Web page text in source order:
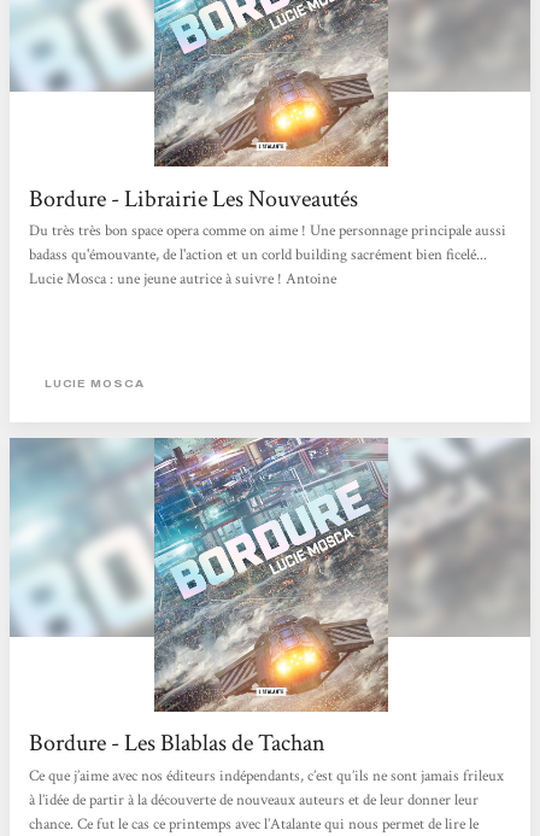
Bordure - Librairie Les Nouveautés
Du très très bon space opera comme on aime ! Une personnage principale aussi
badass qu'émouvante, de l'action et un corld building sacrément bien ficelé...
Lucie Mosca : une jeune autrice à suivre ! Antoine
LUCIE MOSCA
Bordure - Les Blablas de Tachan
Ce que j’aime avec nos éditeurs indépendants, c’est qu’ils ne sont jamais frileux
à l’idée de partir à la découverte de nouveaux auteurs et de leur donner leur
chance. Ce fut le cas ce printemps avec l’Atalante qui nous permet de lire le